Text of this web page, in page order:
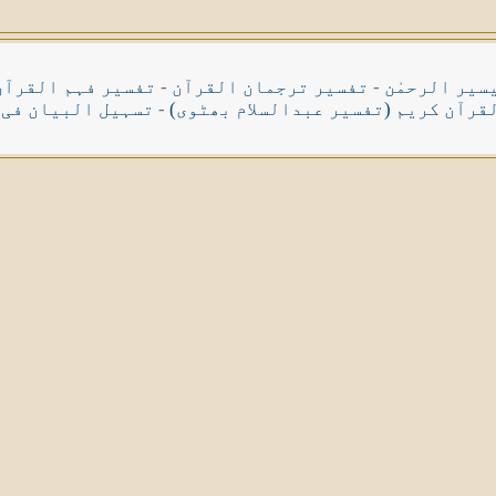
الرحمٰن - تفسیر ترجمان القرآن - تفسیر فہم
کریم (تفسیر عبدالسلام بھٹوی) - تسہیل البیان